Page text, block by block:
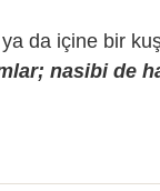
da içine bir
nasibi de